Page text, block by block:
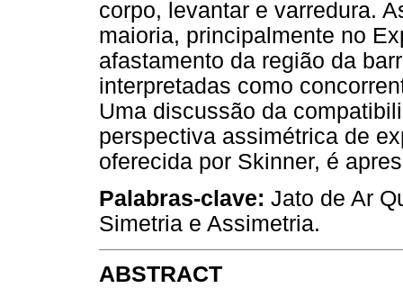
corpo, levantar e varredura.
maioria, principalmente no
afastamento da região da
interpretadas como
Uma discussão da
perspectiva assimétrica de
oferecida por Skinner, é
Palabras-clave: Jato de Ar
Simetria e Assimetria.
ABSTRACT